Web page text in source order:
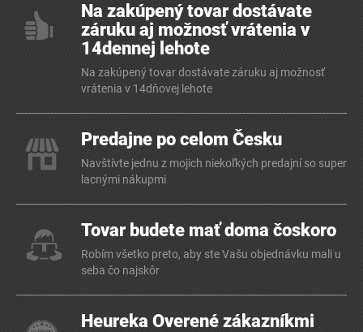
Na zakúpený tovar dostávate
záruku aj možnosť vrátenia v
14dennej lehote
Na zakúpený tovar dostávate záruku aj možnosť
vrátenia v 14dňovej lehote
Predajne po celom Česku
Navštívte jednu z mojich niekoľkých predajní so super
lacnými nákupmi
Tovar budete mať doma čoskoro
Robím všetko preto, aby ste Vašu objednávku mali u
seba čo najskôr
Heureka Overené zákazníkmi